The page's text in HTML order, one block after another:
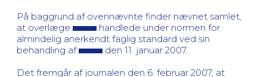
På baggrund af ovennævnte finder nævnet samlet,
at overlæge
handlede under normen for
almindelig anerkendt faglig standard ved sin
behandling af
den 11. januar 2007.
Det fremgår af journalen den 6. februar 2007, at